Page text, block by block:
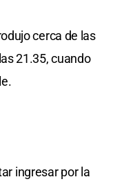
cerca de las
21.35, cuando
ingresar por la